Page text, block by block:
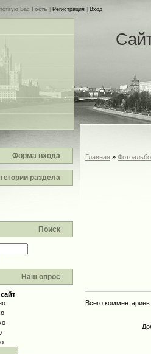
Вас Гость Регистрация Вход
Форма входа
раздела
Поиск
Наш опрос
Главная »
Всего комментариев